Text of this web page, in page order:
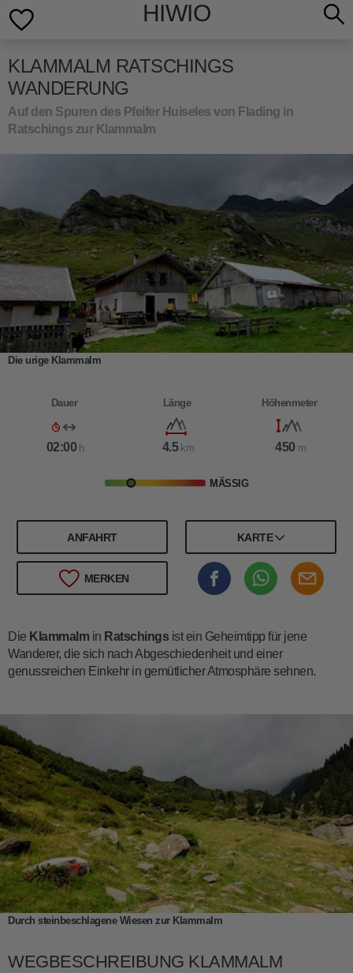
HIWIO
KLAMMALM RATSCHINGS
WANDERUNG
Auf den Spuren des Pfeifer Huiseles von Flading in
Ratschings zur Klammalm
Die urige Klammalm
Dauer
02:00 h
Länge
4.5 km
Höhenmeter
450 m
MÄSSIG
ANFAHRT KARTE
MERKEN
Die Klammalm in Ratschings ist ein Geheimtipp für jene
Wanderer, die sich nach Abgeschiedenheit und einer
genussreichen Einkehr in gemütlicher Atmosphäre sehnen.
Durch steinbeschlagene Wiesen zur Klammalm
WEGBESCHREIBUNG KLAMMALM